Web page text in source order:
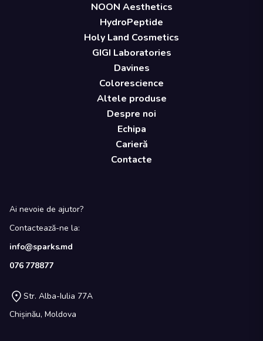
NOON Aesthetics
HydroPeptide
Holy Land Cosmetics
GIGI Laboratories
Davines
Colorescience
Altele produse
Despre noi
Echipa
Carieră
Contacte
Ai nevoie de ajutor?
Contactează-ne la:
info@sparks.md
076 778877
Str. Alba-Iulia 77A
Chișinău, Moldova